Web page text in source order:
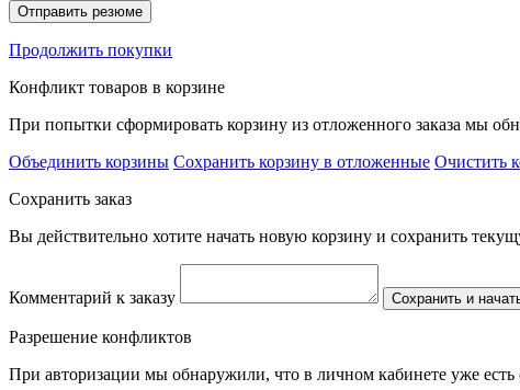
Отправить резюме
Продолжить покупки
Конфликт товаров в корзине
При попытки сформировать корзину из отложенного заказа мы
Объединить корзины Сохранить корзину в отложенные Очистить
Сохранить заказ
Вы действительно хотите начать новую корзину и сохранить
Комментарий к заказу Сохранить и
Разрешение конфликтов
При авторизации мы обнаружили, что в личном кабинете уже